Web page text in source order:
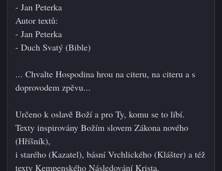
- Jan Peterka
Autor textů:
- Jan Peterka
- Duch Svatý (Bible)
... Chvalte Hospodina hrou na citeru, na citeru a s
doprovodem zpěvu...
Určeno k oslavě Boží a pro Ty, komu se to líbí.
Texty inspirovány Božím slovem Zákona nového
(Hříšník),
i starého (Kazatel), básní Vrchlického (Klášter) a též
texty Kempenského Následování Krista.